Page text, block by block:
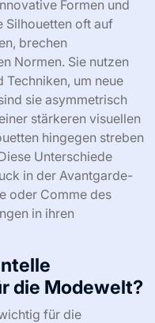
Formen und
Silhouetten oft auf
brechen
Normen. Sie nutzen
um neue
sie asymmetrisch
stärkeren visuellen
hingegen streben
Unterschiede
in der Avantgarde-
oder Comme des
in ihren
die Modewelt?
für die